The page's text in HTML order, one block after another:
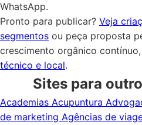
WhatsApp.
Pronto para publicar? Veja
segmentos ou peça proposta
crescimento orgânico
técnico e local.
Sites para
Academias Acupuntura
de marketing Agências de